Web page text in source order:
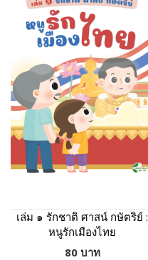
เล่ม ๑ รักชาติ ศาสน์ กษัตริย์ :
หนูรักเมืองไทย
80 บาท